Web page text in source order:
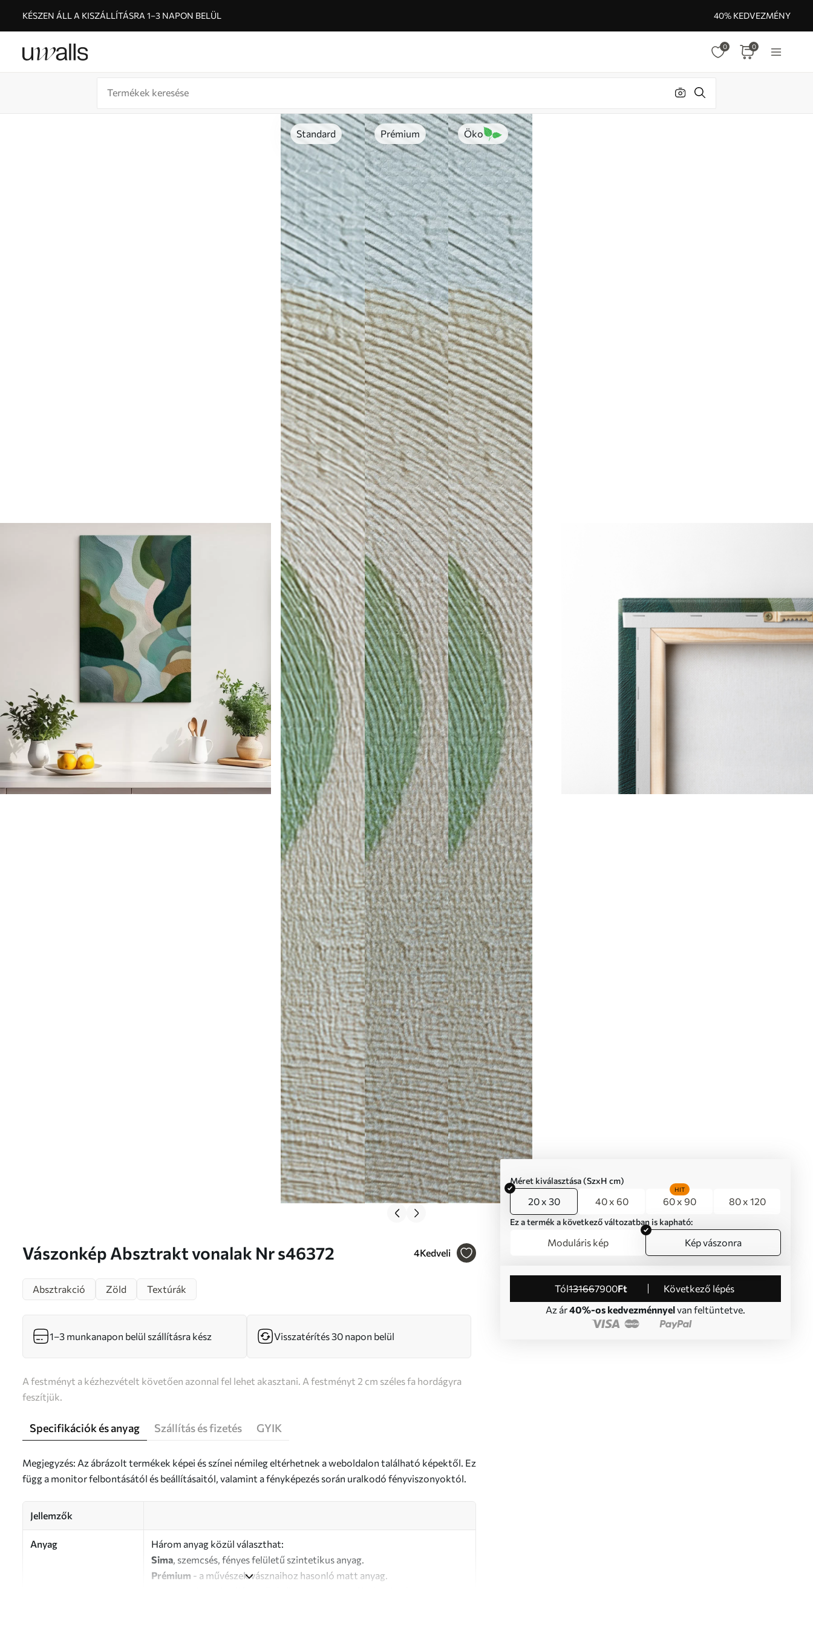
KÉSZEN ÁLL A KISZÁLLÍTÁSRA 1–3 NAPON BELÜL 40% KEDVEZMÉNY
0 0
Standard Prémium Öko
Vászonkép Absztrakt vonalak Nr s46372 4Kedveli
Méret kiválasztása (SzxH cm)
20 x 30 40 x 60 60 x 90
HIT
80 x 120
Ez a termék a következő változatban is kapható:
Moduláris kép Kép vászonra
Tól131667900Ft
Következő lépés
Az ár40%-os kedvezménnyelvan feltüntetve.
Absztrakció Zöld Textúrák
1–3 munkanapon belül szállításra kész Visszatérítés 30 napon belül
A festményt a kézhezvételt követően azonnal fel lehet akasztani. A festményt 2 cm széles fa hordágyra
feszítjük.
Specifikációk és anyag Szállítás és fizetés GYIK
Megjegyzés: Az ábrázolt termékek képei és színei némileg eltérhetnek a weboldalon található képektől. Ez
függ a monitor felbontásától és beállításaitól, valamint a fényképezés során uralkodó fényviszonyoktól.
Jellemzők
Anyag
Három anyag közül választhat:
Sima, szemcsés, fényes felületű szintetikus anyag.
Prémium - a művészek vásznaihoz hasonló matt anyag.